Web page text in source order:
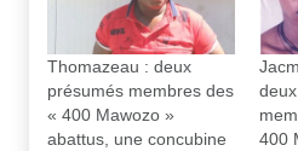
Thomazeau : deux
présumés membres des
« 400 Mawozo »
abattus, une concubine
400